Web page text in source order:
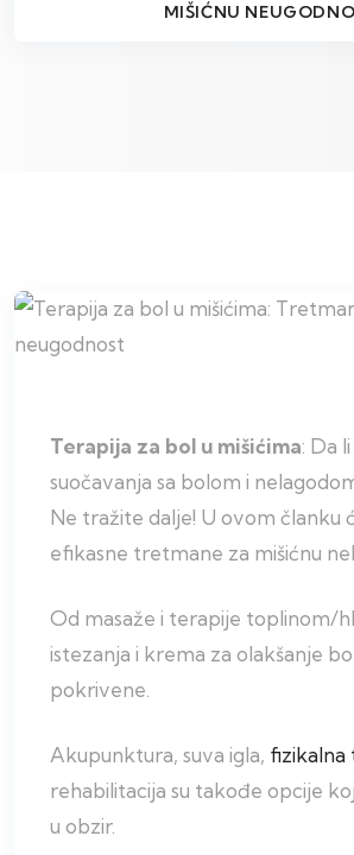
MIŠIĆNU
Terapija za bol u mišićima: Da
suočavanja sa bolom i
Ne tražite dalje! U ovom članku
efikasne tretmane za mišićnu
Od masaže i terapije toplinom/
istezanja i krema za olakšanje
pokrivene.
Akupunktura, suva igla, fizikalna
rehabilitacija su takođe opcije
u obzir.